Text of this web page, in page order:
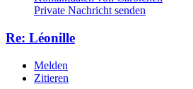
Private Nachricht senden
Re: Léonille
Melden
Zitieren